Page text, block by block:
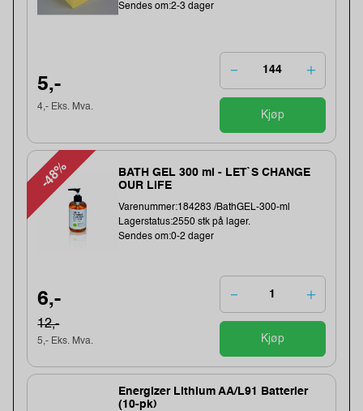
Sendes om:2-3 dager
5,-
4,- Eks. Mva.
Kjøp
-48%
BATH GEL 300 ml - LET`S CHANGE
OUR LIFE
Varenummer:184283 /BathGEL-300-ml
Lagerstatus:2550 stk på lager.
Sendes om:0-2 dager
6,-
12,-
5,- Eks. Mva. Kjøp
Energizer Lithium AA/L91 Batterier
(10-pk)